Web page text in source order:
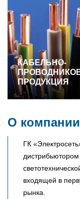
КАБЕЛЬНО-
ПРОДУКЦИЯ
О компании
ГК
входящей в
рынка.